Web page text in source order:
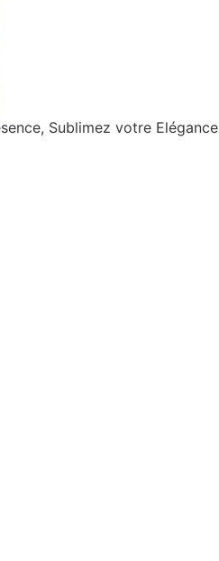
Sublimez votre Elégance